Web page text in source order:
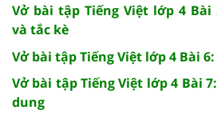
Vở bài tập Tiếng Việt lớp 4
và tắc kè
Vở bài tập Tiếng Việt lớp 4 Bài
Vở bài tập Tiếng Việt lớp 4 Bài
dung